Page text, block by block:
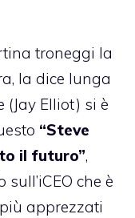
troneggi la
la dice lunga
(Jay Elliot) si è
“Steve
il futuro”,
che è
apprezzati